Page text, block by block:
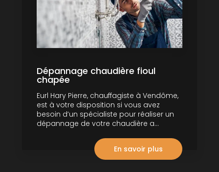
Dépannage chaudière fioul
chapée
Eurl Hary Pierre, chauffagiste à Vendôme,
est à votre disposition si vous avez
besoin d’un spécialiste pour réaliser un
dépannage de votre chaudière a...
En savoir plus